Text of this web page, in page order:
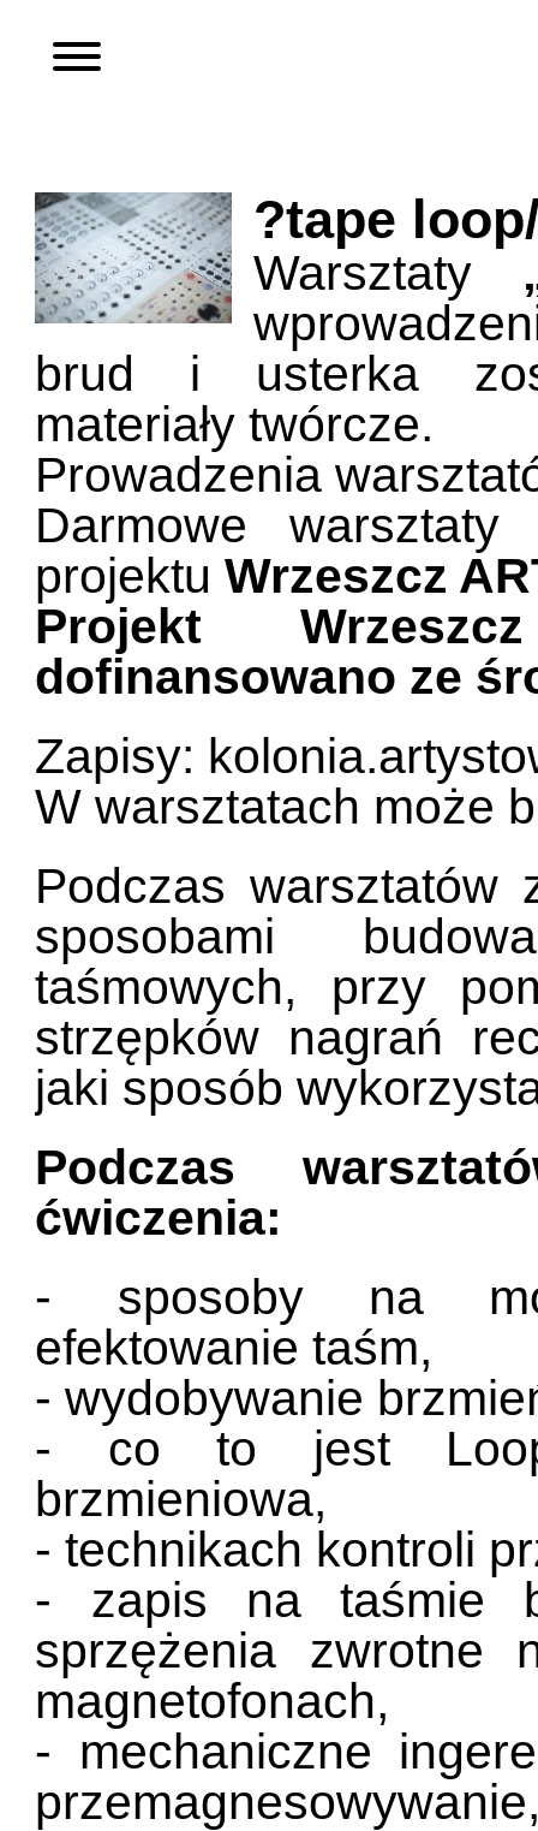
?tape
Warsztaty
brud i usterka
materiały twórcze.
Prowadzenia
Darmowe
projektuWrzeszcz
Projekt
dofinansowano ze
Zapisy:
W warsztatach może
Podczas warsztatów
sposobami
taśmowych, przy
strzępków nagrań
jaki sposób
Podczas
ćwiczenia:
- sposoby na
efektowanie taśm,
- wydobywanie
- co to jest Loop
brzmieniowa,
- technikach kontroli
- zapis na taśmie
sprzężenia zwrotne
magnetofonach,
- mechaniczne